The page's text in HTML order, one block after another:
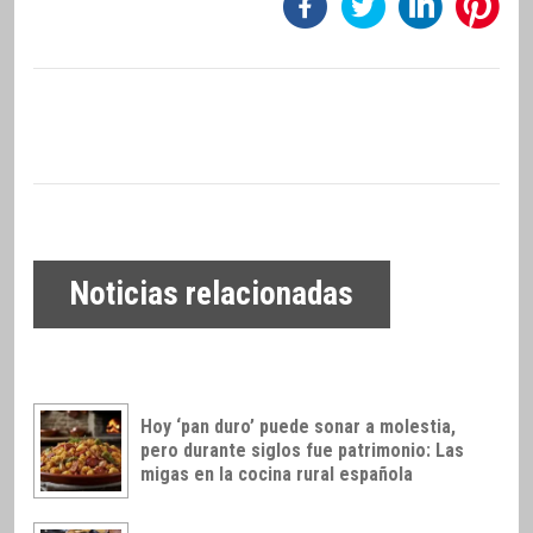
Noticias relacionadas
Hoy ‘pan duro’ puede sonar a molestia,
pero durante siglos fue patrimonio: Las
migas en la cocina rural española